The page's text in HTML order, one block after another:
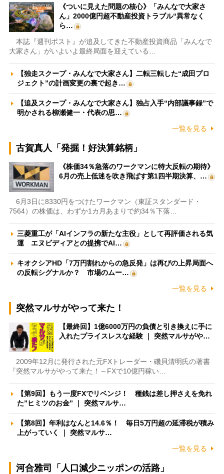
《ついに見えた問題の核心》「みんなで大家さ
ん」2000億円超不動産投資トラブル“異常なく
ら…
本誌『週刊ポスト』が追及してきた不動産投資商品「みんなで
大家さん」がいよいよ最終局面を迎えている…
【独走スクープ・みんなで大家さん】二転三転した“成田プロ
ジェクト”の計画変更の裏で起き…
【追及スクープ・みんなで大家さん】独占入手“内部議事録”で
明かされる柳瀬健一・代表の思…
一覧を見る
古賀真人「発掘！好決算銘柄」
《株価34％急落のワークマンに特大反転の期待》
6月の売上低迷を吹き飛ばす第1四半期決算、…
6月3日に8330円をつけたワークマン（東証スタンダード・
7564）の株価は、わずか1カ月あまりで約34％下落…
三菱重工が「AIインフラの新たな主役」として再評価される気
運 エヌビディアとの提携でAI…
キオクシアHD「7万円割れからの急反発」は再びの上昇局面へ
の反転シグナルか？ 市場のムー…
一覧を見る
突然マルサがやって来た！
【最終回】1億6000万円の負債と引き換えに手に
入れたプライスレスな経験 ｜ 突然マルサがや…
2009年12月に発行された元FXトレーダー・磯貝清明氏の著書
『突然マルサがやって来た！～FXで10億円稼い…
【第9回】もう一度FXでリベンジ！ 種銭は差し押さえを免れ
た”ヒミツのお金” ｜ 突然マルサ…
【第8回】年利はなんと14.6％！ 毎日5万円超の延滞税が積み
上がっていく ｜ 突然マルサ…
一覧を見る
河合雅司「人口減少ニッポンの活路」